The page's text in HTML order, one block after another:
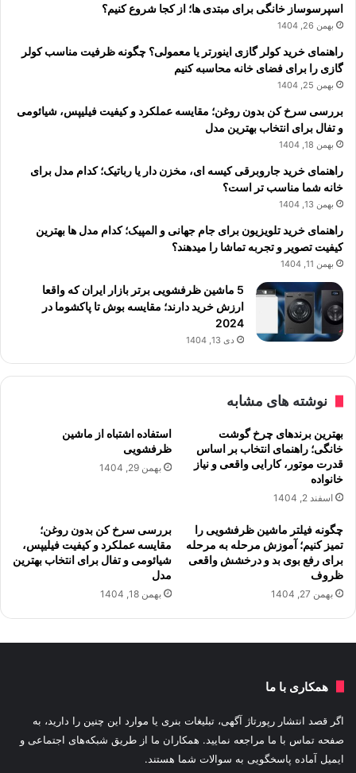
اسپرسوساز خانگی برای مبتدی ها؛ از کجا شروع کنیم؟
بهمن 26, 1404
راهنمای خرید کولر گازی اینورتر یا معمولی؟ چگونه ظرفیت مناسب کولر
گازی را برای فضای خانه محاسبه کنیم
بهمن 25, 1404
بررسی سرخ کن بدون روغن؛ مقایسه عملکرد و کیفیت فیلیپس، شیائومی
و تفال برای انتخاب بهترین مدل
بهمن 18, 1404
راهنمای خرید جاروبرقی کیسه ای، مخزن دار یا رباتیک؛ کدام مدل برای
خانه شما مناسب تر است؟
بهمن 13, 1404
راهنمای خرید تلویزیون برای جام جهانی و المپیک؛ کدام مدل ها بهترین
کیفیت تصویر و تجربه تماشا را میدهند؟
بهمن 11, 1404
5 ماشین ظرفشویی برتر بازار ایران که واقعا
ارزش خرید دارند؛ مقایسه بوش تا پاکشوما در
2024
دی 13, 1404
نوشته های مشابه
بهترین برندهای چرخ گوشت
خانگی؛ راهنمای انتخاب بر اساس
قدرت موتور، کارایی واقعی و نیاز
خانواده
اسفند 2, 1404
استفاده اشتباه از ماشین
ظرفشویی
بهمن 29, 1404
چگونه فیلتر ماشین ظرفشویی را
تمیز کنیم؛ آموزش مرحله به مرحله
برای رفع بوی بد و درخشش واقعی
ظروف
بهمن 27, 1404
بررسی سرخ کن بدون روغن؛
مقایسه عملکرد و کیفیت فیلیپس،
شیائومی و تفال برای انتخاب بهترین
مدل
بهمن 18, 1404
همکاری با ما
اگر قصد انتشار رپورتاژ آگهی، تبلیغات بنری یا موارد این چنین را دارید، به
صفحه تماس با ما مراجعه نمایید. همکاران ما از طریق شبکه‌های اجتماعی و
ایمیل آماده پاسخگویی به سوالات شما هستند.